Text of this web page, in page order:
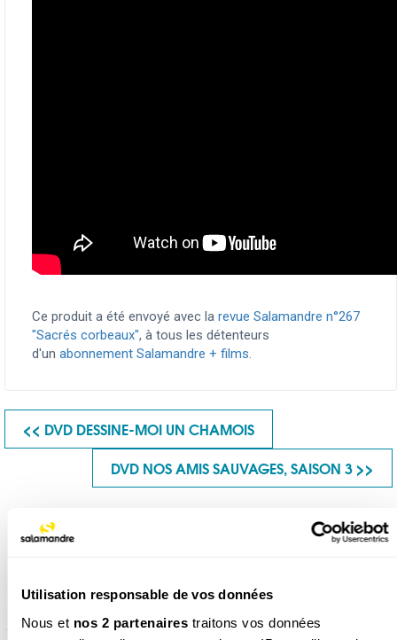
Utilisation responsable de vos données
Nous et nos 2 partenairestraitons vos données
Ce produit a été envoyé avec la revue Salamandre n°267
"Sacrés corbeaux", à tous les détenteurs
d'un abonnement Salamandre + films.
<< DVD DESSINE-MOI UN CHAMOIS
DVD NOS AMIS SAUVAGES, SAISON 3 >>